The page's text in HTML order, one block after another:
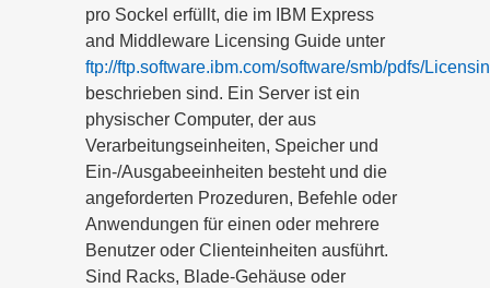
pro Sockel erfüllt, die im IBM Express
and Middleware Licensing Guide unter
ftp://ftp.software.ibm.com/software/smb/pdfs/
beschrieben sind. Ein Server ist ein
physischer Computer, der aus
Verarbeitungseinheiten, Speicher und
Ein-/Ausgabeeinheiten besteht und die
angeforderten Prozeduren, Befehle oder
Anwendungen für einen oder mehrere
Benutzer oder Clienteinheiten ausführt.
Sind Racks, Blade-Gehäuse oder